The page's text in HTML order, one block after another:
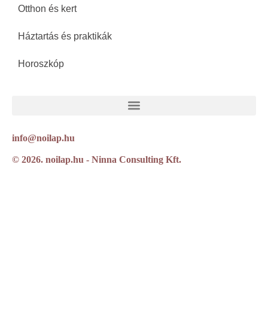
Otthon és kert
Háztartás és praktikák
Horoszkóp
info@noilap.hu
© 2026. noilap.hu - Ninna Consulting Kft.